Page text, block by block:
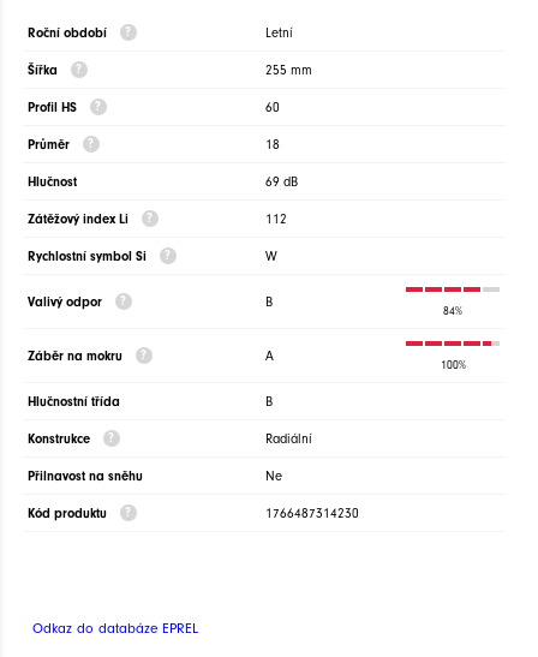
Roční období Letní
Šířka 255 mm
Profil HS 60
Průměr 18
Hlučnost 69 dB
Zátěžový index Li 112
Rychlostní symbol Si W
Valivý odpor B
84%
Záběr na mokru A
100%
Hlučnostní třída B
Konstrukce Radiální
Přilnavost na sněhu Ne
Kód produktu 1766487314230
Odkaz do databáze EPREL